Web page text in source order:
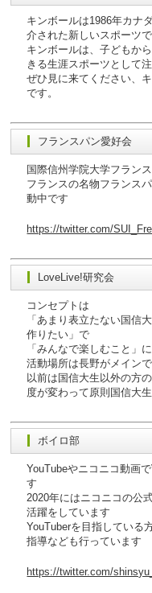
キンボールは1986年カナ
介された新しいスポーツで
キンボールは、子どもか
きる生涯スポーツとして
ぜひ見に来てください、
です。
フランスパン愛好会
国際信州学院大学フラン
フランスの名物フランス
動中です
https://twitter.com/
LoveLive!研究会
コンセプトは
「あまり表立たない国信
作りたい」で
「みんなで楽しむこと」
活動場所は長野がメイン
以前は国信大生以外の方
度が変わって原則国信大
ボイロ部
YouTubeやニコニコ動画
す
2020年にはニコニコの公
活躍をしています
YouTuberを目指している
指導なども行っています
https://twitter.com/